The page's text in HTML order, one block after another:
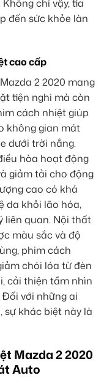
chỉ vậy, tia
đến sức khỏe làn
cao cấp
2 2020 mang
tiện nghi mà còn
cách nhiệt giúp
không gian mát
dưới trời nắng.
hòa hoạt động
giảm tải cho động
cao có khả
da khỏi lão hóa,
liên quan. Nội thất
màu sắc và độ
phim cách
chói lóa từ đèn
cải thiện tầm nhìn
Đối với những ai
sự khác biệt này là
Mazda 2 2020
Auto